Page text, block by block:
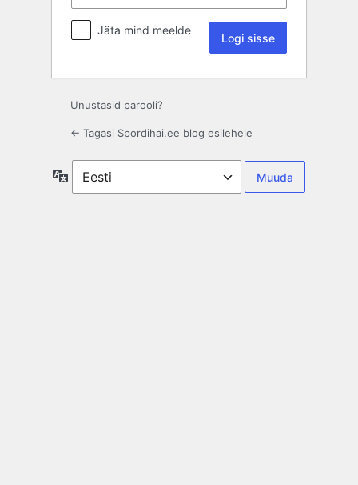
Jäta mind meelde
Unustasid parooli?
← Tagasi Spordihai.ee blog esilehele
Keel